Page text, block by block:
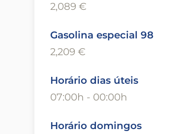
2,089 €
Gasolina especial 98
2,209 €
Horário dias úteis
07:00h - 00:00h
Horário domingos